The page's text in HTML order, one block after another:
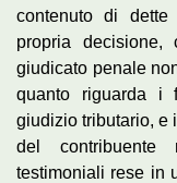
contenuto di
propria
giudicato penale
quanto riguarda i
giudizio tributario, e
del
testimoniali rese in